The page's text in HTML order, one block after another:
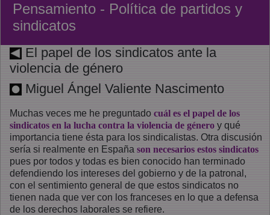
Pensamiento - Política de partidos y
sindicatos
El papel de los sindicatos ante la
violencia de género
Miguel Ángel Valiente Nascimento
Muchas veces me he preguntado cuál es el papel de los
sindicatos en la lucha contra la violencia de género y qué
importancia tiene ésta para los sindicalistas. Otra discusión
sería si realmente en España son necesarios estos sindicatos
pues por todos y todas es bien conocido han terminado
defendiendo los intereses del gobierno y de la patronal,
con el sentimiento general de que estos sindicatos no
tienen nada que ver con los franceses en lo que a defensa
de los derechos laborales se refiere.